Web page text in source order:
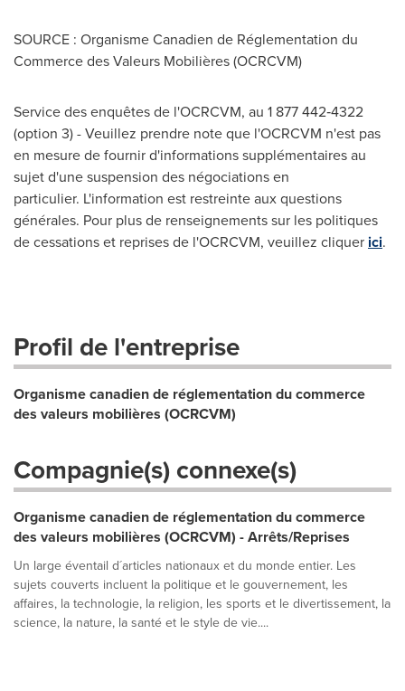
SOURCE : Organisme Canadien de Réglementation du
Commerce des Valeurs Mobilières (OCRCVM)
Service des enquêtes de l'OCRCVM, au 1 877 442‑4322
(option 3) - Veuillez prendre note que l'OCRCVM n'est pas
en mesure de fournir d'informations supplémentaires au
sujet d'une suspension des négociations en
particulier. L'information est restreinte aux questions
générales. Pour plus de renseignements sur les politiques
de cessations et reprises de l'OCRCVM, veuillez cliquer ici.
Profil de l'entreprise
Organisme canadien de réglementation du commerce
des valeurs mobilières (OCRCVM)
Compagnie(s) connexe(s)
Organisme canadien de réglementation du commerce
des valeurs mobilières (OCRCVM) - Arrêts/Reprises
Un large éventail d´articles nationaux et du monde entier. Les
sujets couverts incluent la politique et le gouvernement, les
affaires, la technologie, la religion, les sports et le divertissement, la
science, la nature, la santé et le style de vie....